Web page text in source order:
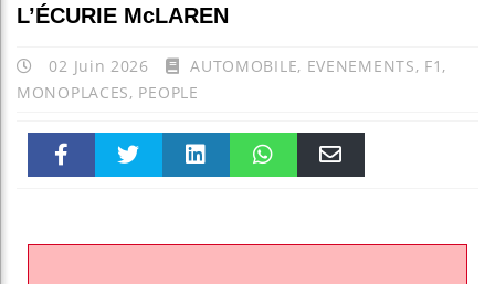
L’ÉCURIE McLAREN
02 Juin 2026 AUTOMOBILE, EVENEMENTS, F1 ,
MONOPLACES, PEOPLE
k pt